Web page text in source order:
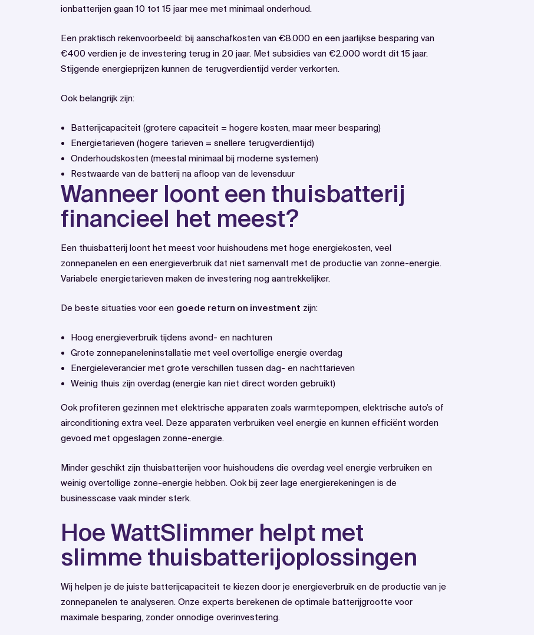
ionbatterijen gaan 10 tot 15 jaar mee met minimaal onderhoud.
Een praktisch rekenvoorbeeld: bij aanschafkosten van €8.000 en een jaarlijkse besparing van
€400 verdien je de investering terug in 20 jaar. Met subsidies van €2.000 wordt dit 15 jaar.
Stijgende energieprijzen kunnen de terugverdientijd verder verkorten.
Ook belangrijk zijn:
Batterijcapaciteit (grotere capaciteit = hogere kosten, maar meer besparing)
Energietarieven (hogere tarieven = snellere terugverdientijd)
Onderhoudskosten (meestal minimaal bij moderne systemen)
Restwaarde van de batterij na afloop van de levensduur
Wanneer loont een thuisbatterij
financieel het meest?
Een thuisbatterij loont het meest voor huishoudens met hoge energiekosten, veel
zonnepanelen en een energieverbruik dat niet samenvalt met de productie van zonne-energie.
Variabele energietarieven maken de investering nog aantrekkelijker.
De beste situaties voor een goede return on investment zijn:
Hoog energieverbruik tijdens avond- en nachturen
Grote zonnepaneleninstallatie met veel overtollige energie overdag
Energieleverancier met grote verschillen tussen dag- en nachttarieven
Weinig thuis zijn overdag (energie kan niet direct worden gebruikt)
Ook profiteren gezinnen met elektrische apparaten zoals warmtepompen, elektrische auto’s of
airconditioning extra veel. Deze apparaten verbruiken veel energie en kunnen efficiënt worden
gevoed met opgeslagen zonne-energie.
Minder geschikt zijn thuisbatterijen voor huishoudens die overdag veel energie verbruiken en
weinig overtollige zonne-energie hebben. Ook bij zeer lage energierekeningen is de
businesscase vaak minder sterk.
Hoe WattSlimmer helpt met
slimme thuisbatterijoplossingen
Wij helpen je de juiste batterijcapaciteit te kiezen door je energieverbruik en de productie van je
zonnepanelen te analyseren. Onze experts berekenen de optimale batterijgrootte voor
maximale besparing, zonder onnodige overinvestering.